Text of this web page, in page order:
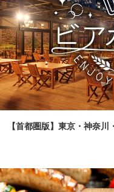
【首都圏版】東京・神奈